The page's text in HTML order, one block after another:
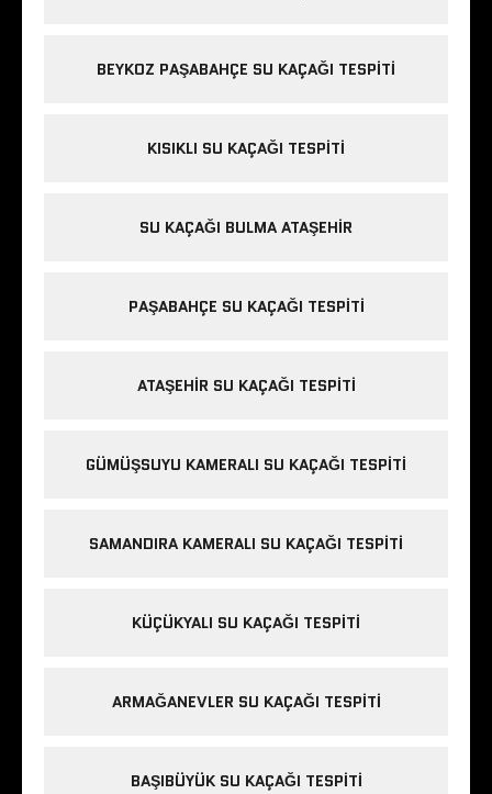
BEYKOZ PAŞABAHÇE SU KAÇAĞI TESPITI
KISIKLI SU KAÇAĞI TESPITI
SU KAÇAĞI BULMA ATAŞEHIR
PAŞABAHÇE SU KAÇAĞI TESPITI
ATAŞEHIR SU KAÇAĞI TESPITI
GÜMÜŞSUYU KAMERALI SU KAÇAĞI TESPITI
SAMANDIRA KAMERALI SU KAÇAĞI TESPITI
KÜÇÜKYALI SU KAÇAĞI TESPITI
ARMAĞANEVLER SU KAÇAĞI TESPITI
BAŞIBÜYÜK SU KAÇAĞI TESPITI